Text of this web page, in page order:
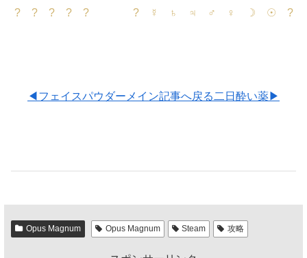
? ? ? ? ? ? ☿ ♄ ♃ ♂ ♀ ☽ ☉ ?
◀フェイスパウダー メイン記事へ戻る 二日酔い薬▶
Opus Magnum Opus Magnum Steam 攻略